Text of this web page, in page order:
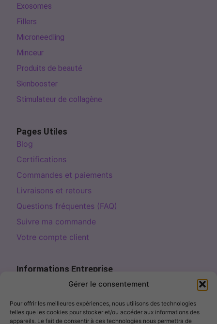
Gérer le consentement
Pour offrir les meilleures expériences, nous utilisons des technologies
telles que les cookies pour stocker et/ou accéder aux informations des
appareils. Le fait de consentir à ces technologies nous permettra de
Exosomes
Fillers
Microneedling
Minceur
Produits de beauté
Skinbooster
Stimulateur de collagène
Pages Utiles
Blog
Certifications
Commandes et paiements
Livraisons et retours
Questions fréquentes (FAQ)
Suivre ma commande
Votre compte client
Informations Entreprise
Page de contact
10% OFF – Sign up!